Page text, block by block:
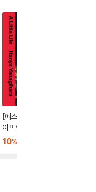
[예스리커버] 리틀 라
이프 합본판
10%